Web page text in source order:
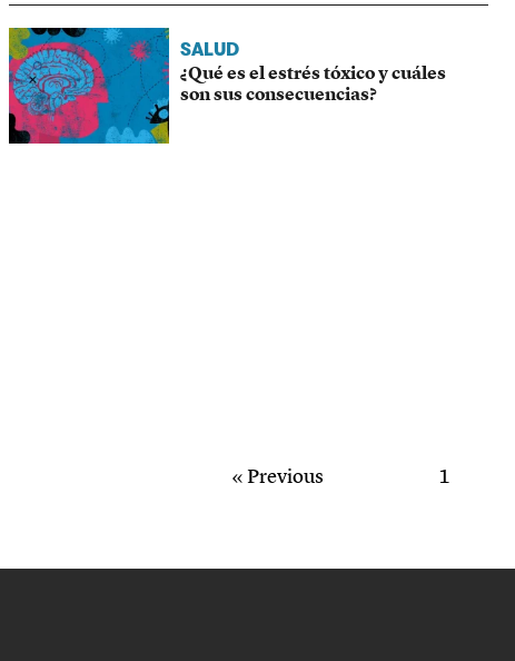
SALUD
¿Qué es el estrés tóxico y cuáles
son sus consecuencias?
« Previous 1